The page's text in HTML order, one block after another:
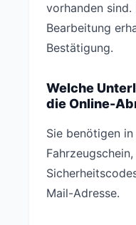
vorhanden
Bearbeitung
Bestätigung.
Welche
die Online-
Sie benötigen
Mail-Adresse.